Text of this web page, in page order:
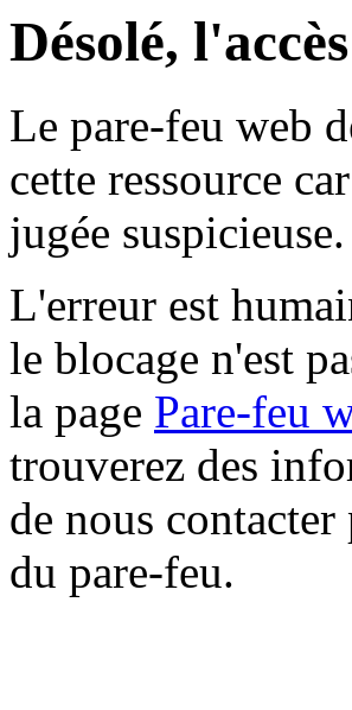
Désolé,
Le pare-feu web
cette ressource
jugée suspicieuse.
L'erreur est
le blocage n'est
la page Pare-feu
trouverez des
de nous
du pare-feu.